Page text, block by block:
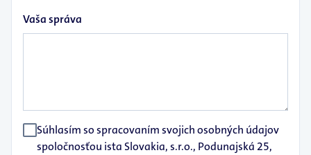
Vaša správa
Súhlasím so spracovaním svojich osobných údajov
spoločnosťou ista Slovakia, s.r.o., Podunajská 25,